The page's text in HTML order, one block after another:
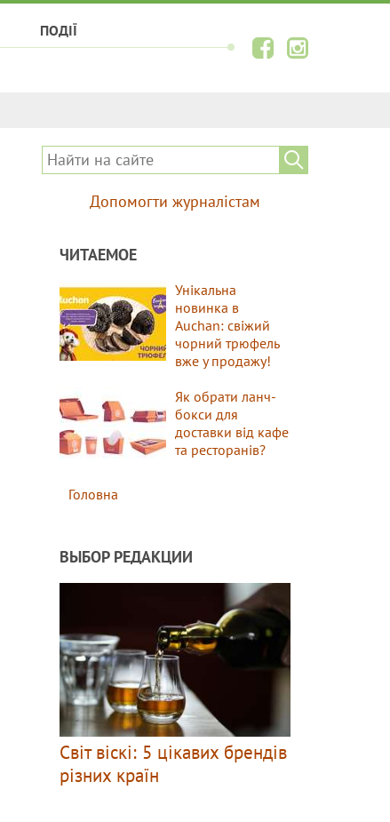
ПОДІЇ
Допомогти журналістам
ЧИТАЕМОЕ
Унікальна
новинка в
Auchan: свіжий
чорний трюфель
вже у продажу!
Як обрати ланч-
бокси для
доставки від кафе
та ресторанів?
Головна
ВЫБОР РЕДАКЦИИ
Світ віскі: 5 цікавих брендів
різних країн